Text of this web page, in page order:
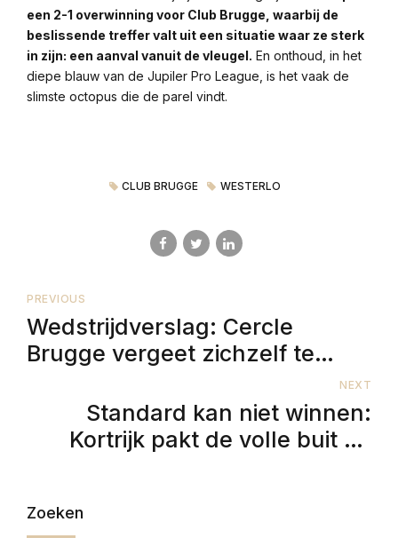
een 2-1 overwinning voor Club Brugge, waarbij de
beslissende treffer valt uit een situatie waar ze sterk
in zijn: een aanval vanuit de vleugel. En onthoud, in het
diepe blauw van de Jupiler Pro League, is het vaak de
slimste octopus die de parel vindt.
CLUB BRUGGE WESTERLO
PREVIOUS
Wedstrijdverslag: Cercle
Brugge vergeet zichzelf te
NEXT
Standard kan niet winnen:
Kortrijk pakt de volle buit op
Zoeken